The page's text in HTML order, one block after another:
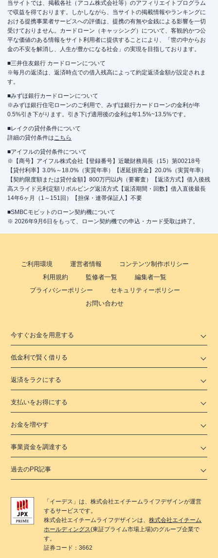
当サイトでは、掲載各社（アコム株式会社等）のアフィリエイトプログラム
で収益を得ております。しかしながら、当サイトの掲載情報やランキングに
おける提携事業者サービスへの評価は、提携の有無や金銭による影響を一切
受けておりません。カードローン（キャッシング）について、客観的かつ公
平な価値のある情報をサイト利用者に提供することにより、「世の中からお
金の不安を解消し、人生が豊かになる社会」の実現を目指しております。
■三井住友銀行 カードローンについて
※毎月の返済は、返済時点での借入残高によって約定返済金額が設定されま
す。
■みずほ銀行カードローンについて
※みずほ銀行住宅ローンのご利用で、みずほ銀行カードローンの金利が年
0.5%引き下がります。引き下げ適用後の金利は年1.5%~13.5%です。
■レイクの貸付条件について
詳細の貸付条件はこちら
■アイフルの貸付条件について
※【商号】アイフル株式会社【登録番号】近畿財務局長（15）第00218号
【貸付利率】3.0%～18.0%（実質年率）【遅延損害金】20.0%（実質年率）
【契約限度額または貸付金額】800万円以内（要審査）【返済方式】借入後残
高スライド元利定額リボルビング返済方式【返済期間・回数】借入直後最長
14年6ヶ月（1～151回）【担保・連帯保証人】不要
■SMBCモビットのローン契約機について
※ 2026年9月6日をもって、ローン契約機での申込・カード受取は終了。
ご利用環境 運営者情報
コンテンツ制作ポリシー
利用規約
監修者一覧
編集者一覧
プライバシーポリシー
セキュリティーポリシー
お問い合わせ
今すぐお金を用意する
低金利で賢く借りる
返済をラクにする
支払いをお得にする
お金を増やす
事業資金を調達する
過去のPR記事
「 イーデス 」は、株式会社エイチームライフデザインが運営
するサービスです。
株式会社エイチームライフデザインは、株式会社エイチーム
ホールディングス(東証プライム市場上場)のグループ企業で
す。
証券コード：3662